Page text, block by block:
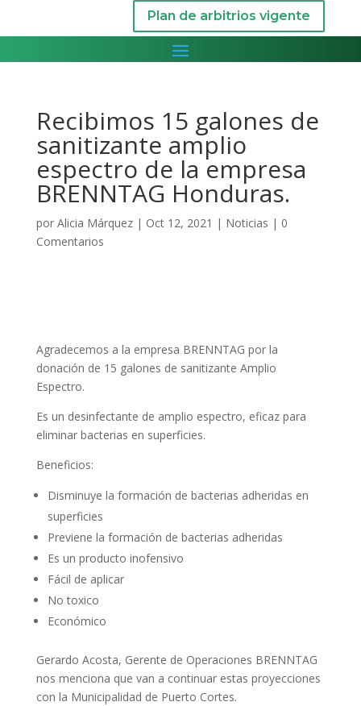
Plan de arbitrios vigente
Recibimos 15 galones de
sanitizante amplio
espectro de la empresa
BRENNTAG Honduras.
por Alicia Márquez| Oct 12, 2021 | Noticias | 0
Comentarios
Agradecemos a la empresa BRENNTAG por la
donación de 15 galones de sanitizante Amplio
Espectro.
Es un desinfectante de amplio espectro, eficaz para
eliminar bacterias en superficies.
Beneficios:
Disminuye la formación de bacterias adheridas en
superficies
Previene la formación de bacterias adheridas
Es un producto inofensivo
Fácil de aplicar
No toxico
Económico
Gerardo Acosta, Gerente de Operaciones BRENNTAG
nos menciona que van a continuar estas proyecciones
con la Municipalidad de Puerto Cortes.